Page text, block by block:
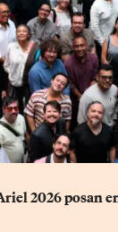
2026 posan